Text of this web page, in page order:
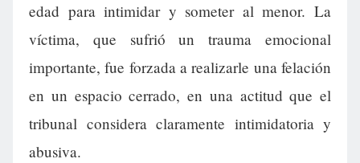
edad para intimidar y someter al menor. La
víctima, que sufrió un trauma emocional
importante, fue forzada a realizarle una felación
en un espacio cerrado, en una actitud que el
tribunal considera claramente intimidatoria y
abusiva.